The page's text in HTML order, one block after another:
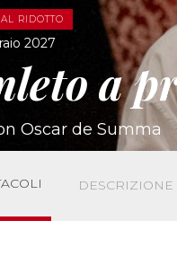
RIDOTTO
2027
a
Oscar de Summa
DESCRIZIONE